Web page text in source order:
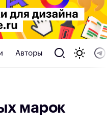
Авторы
марок